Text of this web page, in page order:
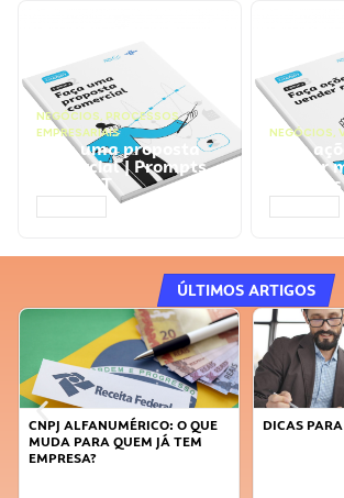
NEGÓCIOS, PROCESSOS
EMPRESARIAIS
Faça uma proposta
comercial | Prompts
ChatGPT
NEGÓCIOS,
Faça
vender
ÚLTIMOS ARTIGOS
O QUE
QUEM JÁ TEM
DICAS PARA OBTER